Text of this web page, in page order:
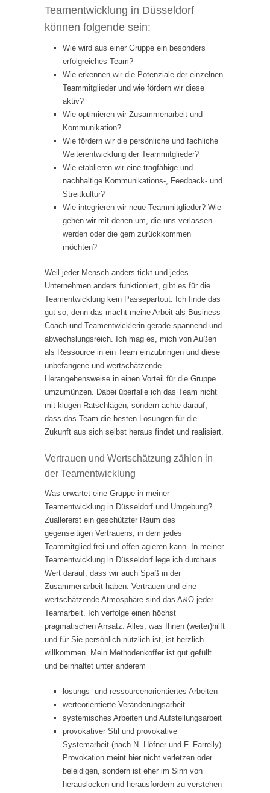
Teamentwicklung in Düsseldorf
können folgende sein:
Wie wird aus einer Gruppe ein besonders
erfolgreiches Team?
Wie erkennen wir die Potenziale der einzelnen
Teammitglieder und wie fördern wir diese
aktiv?
Wie optimieren wir Zusammenarbeit und
Kommunikation?
Wie fördern wir die persönliche und fachliche
Weiterentwicklung der Teammitglieder?
Wie etablieren wir eine tragfähige und
nachhaltige Kommunikations-, Feedback- und
Streitkultur?
Wie integrieren wir neue Teammitglieder? Wie
gehen wir mit denen um, die uns verlassen
werden oder die gern zurückkommen
möchten?
Weil jeder Mensch anders tickt und jedes
Unternehmen anders funktioniert, gibt es für die
Teamentwicklung kein Passepartout. Ich finde das
gut so, denn das macht meine Arbeit als Business
Coach und Teamentwicklerin gerade spannend und
abwechslungsreich. Ich mag es, mich von Außen
als Ressource in ein Team einzubringen und diese
unbefangene und wertschätzende
Herangehensweise in einen Vorteil für die Gruppe
umzumünzen. Dabei überfalle ich das Team nicht
mit klugen Ratschlägen, sondern achte darauf,
dass das Team die besten Lösungen für die
Zukunft aus sich selbst heraus findet und realisiert.
Vertrauen und Wertschätzung zählen in
der Teamentwicklung
Was erwartet eine Gruppe in meiner
Teamentwicklung in Düsseldorf und Umgebung?
Zuallererst ein geschützter Raum des
gegenseitigen Vertrauens, in dem jedes
Teammitglied frei und offen agieren kann. In meiner
Teamentwicklung in Düsseldorf lege ich durchaus
Wert darauf, dass wir auch Spaß in der
Zusammenarbeit haben. Vertrauen und eine
wertschätzende Atmosphäre sind das A&O jeder
Teamarbeit. Ich verfolge einen höchst
pragmatischen Ansatz: Alles, was Ihnen (weiter)hilft
und für Sie persönlich nützlich ist, ist herzlich
willkommen. Mein Methodenkoffer ist gut gefüllt
und beinhaltet unter anderem
lösungs- und ressourcenorientiertes Arbeiten
werteorientierte Veränderungsarbeit
systemisches Arbeiten und Aufstellungsarbeit
provokativer Stil und provokative
Systemarbeit (nach N. Höfner und F. Farrelly).
Provokation meint hier nicht verletzen oder
beleidigen, sondern ist eher im Sinn von
herauslocken und herausfordern zu verstehen